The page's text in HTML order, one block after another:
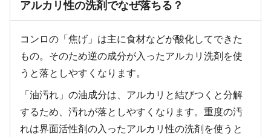
アルカリ性の洗剤でなぜ落ちる？
コンロの「焦げ」は主に食材などが酸化してできた
もの。そのため逆の成分が入ったアルカリ洗剤を使
うと落としやすくなります。
「油汚れ」の油成分は、アルカリと結びつくと分解
するため、汚れが落としやすくなります。重度の汚
れは界面活性剤の入ったアルカリ性の洗剤を使うと